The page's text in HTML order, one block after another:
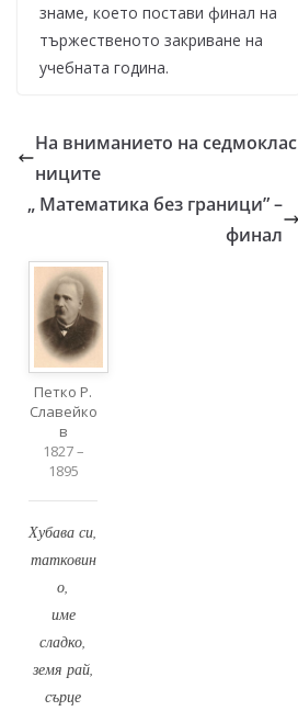
знаме, което постави финал на
тържественото закриване на
учебната година.
На вниманието на седмоклас
ниците
„ Математика без граници” –
финал
Петко Р.
Славейко
в
1827 –
1895
Хубава си,
татковин
о,
име
сладко,
земя рай,
сърце